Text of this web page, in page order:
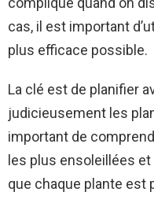
cas, il est important
plus efficace possible.
La clé est de planifier
judicieusement les
important de
les plus ensoleillées
que chaque plante est